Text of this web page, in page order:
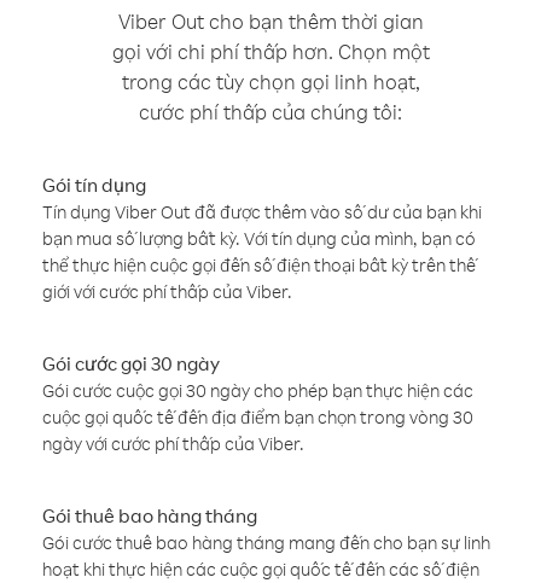
Viber Out cho bạn thêm thời gian
gọi với chi phí thấp hơn. Chọn một
trong các tùy chọn gọi linh hoạt,
cước phí thấp của chúng tôi:
Gói tín dụng
Tín dụng Viber Out đã được thêm vào số dư của bạn khi
bạn mua số lượng bất kỳ. Với tín dụng của mình, bạn có
thể thực hiện cuộc gọi đến số điện thoại bất kỳ trên thế
giới với cước phí thấp của Viber.
Gói cước gọi 30 ngày
Gói cước cuộc gọi 30 ngày cho phép bạn thực hiện các
cuộc gọi quốc tế đến địa điểm bạn chọn trong vòng 30
ngày với cước phí thấp của Viber.
Gói thuê bao hàng tháng
Gói cước thuê bao hàng tháng mang đến cho bạn sự linh
hoạt khi thực hiện các cuộc gọi quốc tế đến các số điện